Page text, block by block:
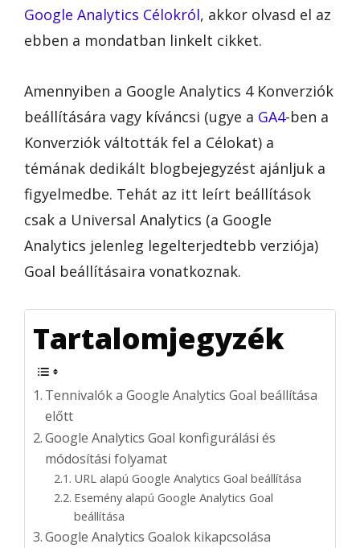
Google Analytics Célokról, akkor olvasd el az
ebben a mondatban linkelt cikket.
Amennyiben a Google Analytics 4 Konverziók
beállítására vagy kíváncsi (ugye a GA4-ben a
Konverziók váltották fel a Célokat) a
témának dedikált blogbejegyzést ajánljuk a
figyelmedbe. Tehát az itt leírt beállítások
csak a Universal Analytics (a Google
Analytics jelenleg legelterjedtebb verziója)
Goal beállításaira vonatkoznak.
Tartalomjegyzék
Tennivalók a Google Analytics Goal beállítása
előtt
Google Analytics Goal konfigurálási és
módosítási folyamat
URL alapú Google Analytics Goal beállítása
Esemény alapú Google Analytics Goal
beállítása
Google Analytics Goalok kikapcsolása